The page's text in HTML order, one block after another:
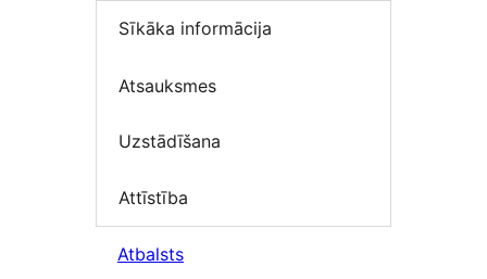
Sīkāka informācija
Atsauksmes
Uzstādīšana
Attīstība
Atbalsts